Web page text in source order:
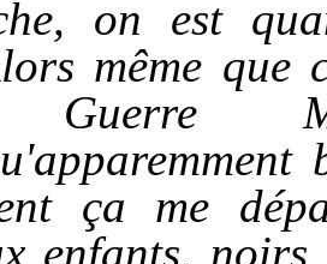
on est
même
ça me
enfants, noirs